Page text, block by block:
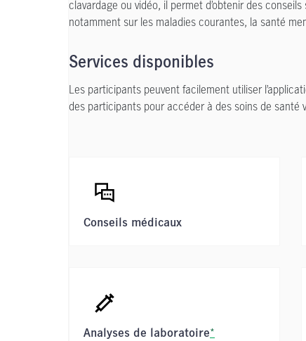
clavardage ou vidéo, il permet d’obtenir des
notamment sur les maladies courantes, la santé
Services disponibles
Les participants peuvent facilement utiliser
des participants pour accéder à des soins de santé
Conseils médicaux
Analyses de laboratoire*